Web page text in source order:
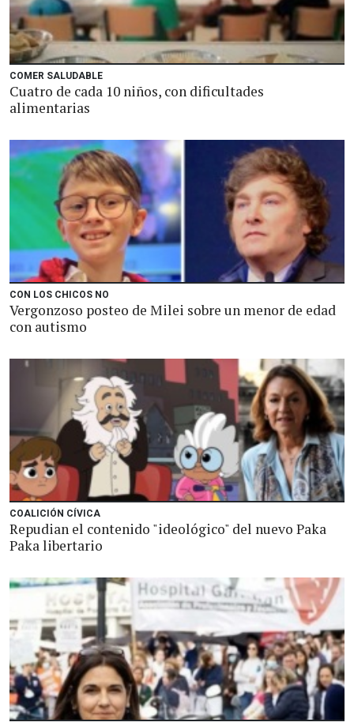
COMER SALUDABLE
Cuatro de cada 10 niños, con dificultades
alimentarias
CON LOS CHICOS NO
Vergonzoso posteo de Milei sobre un menor de edad
con autismo
COALICIÓN CÍVICA
Repudian el contenido "ideológico" del nuevo Paka
Paka libertario